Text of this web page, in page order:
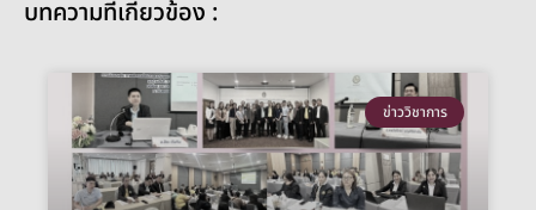
บทความที่เกี่ยวข้อง :
ข่าววิชาการ